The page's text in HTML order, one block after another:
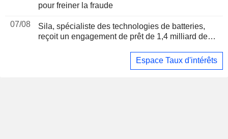
pour freiner la fraude
07/08
Sila, spécialiste des technologies de batteries,
reçoit un engagement de prêt de 1,4 milliard de
Espace Taux d'intérêts